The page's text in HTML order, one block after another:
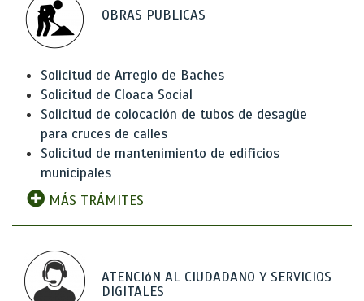
OBRAS PUBLICAS
Solicitud de Arreglo de Baches
Solicitud de Cloaca Social
Solicitud de colocación de tubos de desagüe
para cruces de calles
Solicitud de mantenimiento de edificios
municipales
MÁS TRÁMITES
ATENCIóN AL CIUDADANO Y SERVICIOS
DIGITALES